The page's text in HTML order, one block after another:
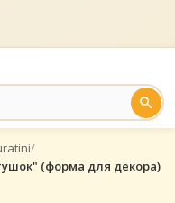
/
(форма для декора)